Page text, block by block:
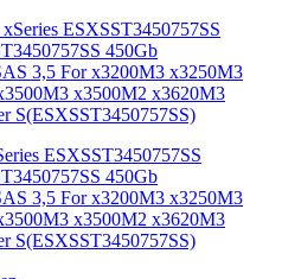
ESXSST3450757SS
450Gb
3,5 For x3200M3 x3250M3
x3500M2 x3620M3
S(ESXSST3450757SS)